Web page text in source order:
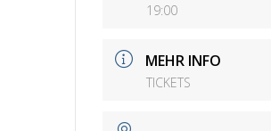
19:00
MEHR INFO
TICKETS